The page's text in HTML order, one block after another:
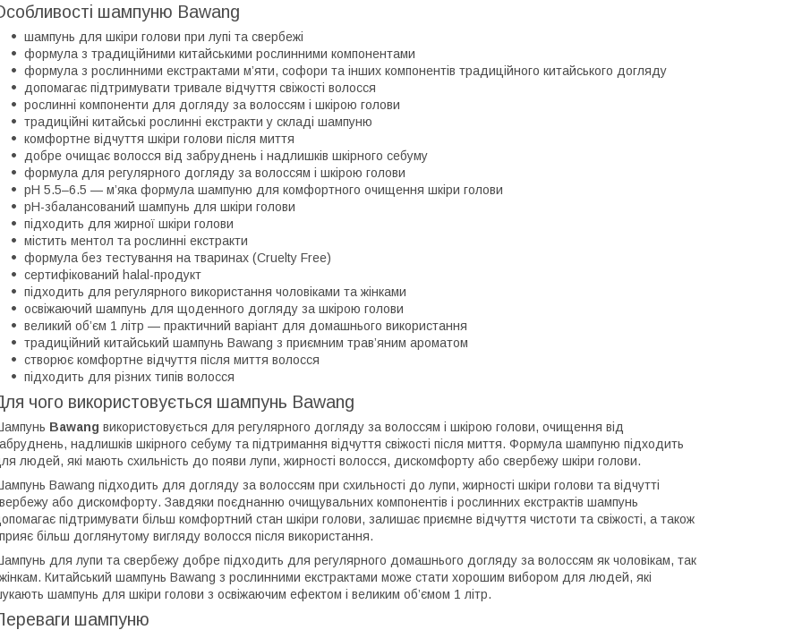
шампуню Bawang
шампунь для шкіри голови при лупі та свербежі
формула з традиційними китайськими рослинними компонентами
формула з рослинними екстрактами м’яти, софори та інших компонентів традиційного китайського догляду
допомагає підтримувати тривале відчуття свіжості волосся
рослинні компоненти для догляду за волоссям і шкірою голови
традиційні китайські рослинні екстракти у складі шампуню
комфортне відчуття шкіри голови після миття
добре очищає волосся від забруднень і надлишків шкірного себуму
формула для регулярного догляду за волоссям і шкірою голови
pH 5.5–6.5 — м’яка формула шампуню для комфортного очищення шкіри голови
pH-збалансований шампунь для шкіри голови
підходить для жирної шкіри голови
містить ментол та рослинні екстракти
формула без тестування на тваринах (Cruelty Free)
сертифікований halal-продукт
підходить для регулярного використання чоловіками та жінками
освіжаючий шампунь для щоденного догляду за шкірою голови
великий об’єм 1 літр — практичний варіант для домашнього використання
традиційний китайський шампунь Bawang з приємним трав’яним ароматом
створює комфортне відчуття після миття волосся
підходить для різних типів волосся
чого використовується шампунь Bawang
Bawang використовується для регулярного догляду за волоссям і шкірою голови, очищення від
надлишків шкірного себуму та підтримання відчуття свіжості після миття. Формула шампуню підходить
людей, які мають схильність до появи лупи, жирності волосся, дискомфорту або свербежу шкіри голови.
Bawang підходить для догляду за волоссям при схильності до лупи, жирності шкіри голови та відчутті
або дискомфорту. Завдяки поєднанню очищувальних компонентів і рослинних екстрактів шампунь
підтримувати більш комфортний стан шкіри голови, залишає приємне відчуття чистоти та свіжості, а також
більш доглянутому вигляду волосся після використання.
для лупи та свербежу добре підходить для регулярного домашнього догляду за волоссям як чоловікам, так
жінкам. Китайський шампунь Bawang з рослинними екстрактами може стати хорошим вибором для людей, які
шампунь для шкіри голови з освіжаючим ефектом і великим об’ємом 1 літр.
шампуню